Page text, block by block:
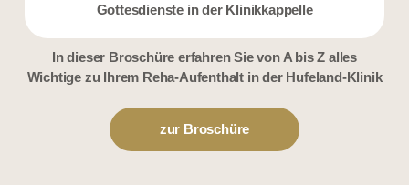
Gottesdienste in der Klinikkappelle
In dieser Broschüre erfahren Sie von A bis Z alles
Wichtige zu Ihrem Reha-Aufenthalt in der Hufeland-Klinik
zur Broschüre